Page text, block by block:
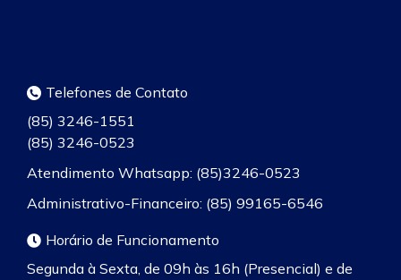
Telefones de Contato
(85) 3246-1551
(85) 3246-0523
Atendimento Whatsapp: (85)3246-0523
Administrativo-Financeiro: (85) 99165-6546
Horário de Funcionamento
Segunda à Sexta, de 09h às 16h (Presencial) e de